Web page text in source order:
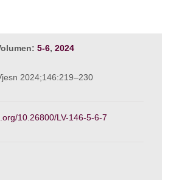
5-6, 2024
2024;146:219–230
10.26800/LV-146-5-6-7